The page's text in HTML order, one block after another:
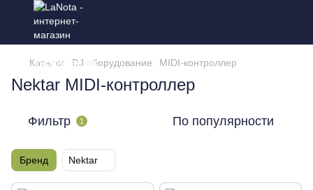
Каталог DJ оборудование MIDI-контроллер
Nektar MIDI-контроллер
Фильтр 1 По популярности
Бренд Nektar